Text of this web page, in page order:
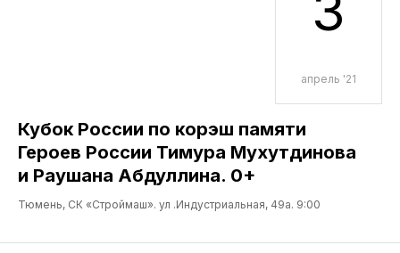
апрель '21
Кубок России по корэш памяти
Героев России Тимура Мухутдинова
и Раушана Абдуллина. 0+
Тюмень, СК «Строймаш». ул .Индустриальная, 49а. 9:00